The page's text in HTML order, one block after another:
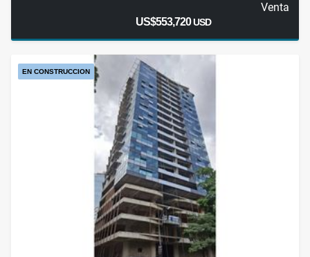
Venta
US$553,720USD
EN CONSTRUCCION